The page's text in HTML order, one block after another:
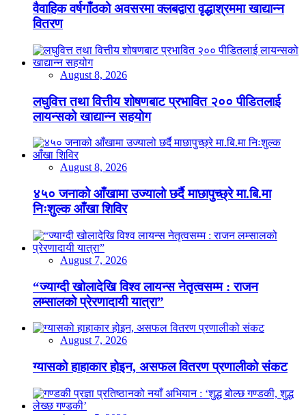
वैवाहिक वर्षगाँठको अवसरमा क्लबद्वारा वृद्धाश्रममा खाद्यान्न
वितरण
August 8, 2026
लघुवित्त तथा वित्तीय शोषणबाट प्रभावित २०० पीडितलाई
लायन्सको खाद्यान्न सहयोग
August 8, 2026
४५० जनाको आँखामा उज्यालो छर्दै माछापुच्छ्रे मा.बि.मा
निःशुल्क आँखा शिविर
August 7, 2026
“ज्याग्दी खोलादेखि विश्व लायन्स नेतृत्वसम्म : राजन
लम्सालको प्रेरणादायी यात्रा”
August 7, 2026
ग्यासको हाहाकार होइन, असफल वितरण प्रणालीको संकट